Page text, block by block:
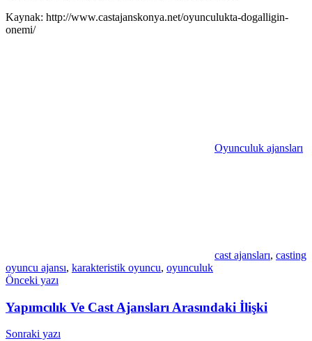
Kaynak: http://www.castajanskonya.net/oyunculukta-dogalligin-
onemi/
Oyunculuk ajansları
cast ajansları, casting
oyuncu ajansı, karakteristik oyuncu, oyunculuk
Yazı
gezinmesi
Önceki yazı
Yapımcılık Ve Cast Ajansları Arasındaki İlişki
Sonraki yazı